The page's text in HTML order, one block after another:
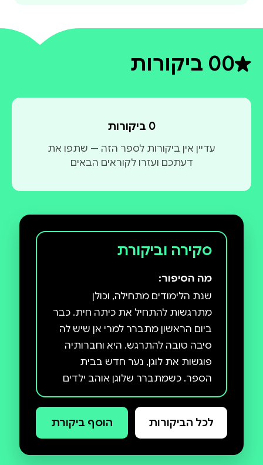
0דירוג ממוצע 0 מתוך 5
0 ביקורות
0 ביקורות
עדיין אין ביקורות לספר הזה — שתפו את
דעתכם ועזרו לקוראים הבאים
סקירה וביקורת
מה הסיפור:
שנת הלימודים מתחילה, וכולן
מתרגשות להתחיל את כיתה חית. כבר
ביום הראשון מתברר למרי אן שיש לה
סיבה טובה להתרגש. היא וחברותיה
פוגשות את לוגן, נער חדש בבית
הספר. כשמתברר שלוגן אוהב ילדים
ושוקל להצטרף למועדון, דווקא מרי אן
היא שמלווה אותו בפעם הראשונה. מרי
אן מגלה שבחברת לוגן היא פחות
לכל הביקורות הוסף ביקורת